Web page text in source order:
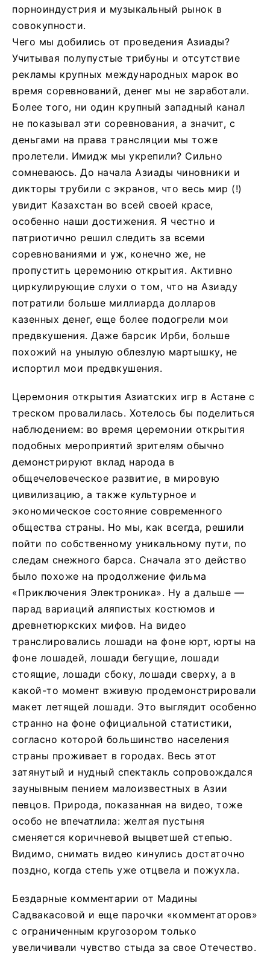
порноиндустрия и музыкальный рынок в
совокупности.
Чего мы добились от проведения Азиады?
Учитывая полупустые трибуны и отсутствие
рекламы крупных международных марок во
время соревнований, денег мы не заработали.
Более того, ни один крупный западный канал
не показывал эти соревнования, а значит, с
деньгами на права трансляции мы тоже
пролетели. Имидж мы укрепили? Сильно
сомневаюсь. До начала Азиады чиновники и
дикторы трубили с экранов, что весь мир (!)
увидит Казахстан во всей своей красе,
особенно наши достижения. Я честно и
патриотично решил следить за всеми
соревнованиями и уж, конечно же, не
пропустить церемонию открытия. Активно
циркулирующие слухи о том, что на Азиаду
потратили больше миллиарда долларов
казенных денег, еще более подогрели мои
предвкушения. Даже барсик Ирби, больше
похожий на унылую облезлую мартышку, не
испортил мои предвкушения.
Церемония открытия Азиатских игр в Астане с
треском провалилась. Хотелось бы поделиться
наблюдением: во время церемонии открытия
подобных мероприятий зрителям обычно
демонстрируют вклад народа в
общечеловеческое развитие, в мировую
цивилизацию, а также культурное и
экономическое состояние современного
общества страны. Но мы, как всегда, решили
пойти по собственному уникальному пути, по
следам снежного барса. Сначала это действо
было похоже на продолжение фильма
«Приключения Электроника». Ну а дальше —
парад вариаций аляпистых костюмов и
древнетюркских мифов. На видео
транслировались лошади на фоне юрт, юрты на
фоне лошадей, лошади бегущие, лошади
стоящие, лошади сбоку, лошади сверху, а в
какой-то момент вживую продемонстрировали
макет летящей лошади. Это выглядит особенно
странно на фоне официальной статистики,
согласно которой большинство населения
страны проживает в городах. Весь этот
затянутый и нудный спектакль сопровождался
заунывным пением малоизвестных в Азии
певцов. Природа, показанная на видео, тоже
особо не впечатлила: желтая пустыня
сменяется коричневой выцветшей степью.
Видимо, снимать видео кинулись достаточно
поздно, когда степь уже отцвела и пожухла.
Бездарные комментарии от Мадины
Садвакасовой и еще парочки «комментаторов»
с ограниченным кругозором только
увеличивали чувство стыда за свое Отечество.